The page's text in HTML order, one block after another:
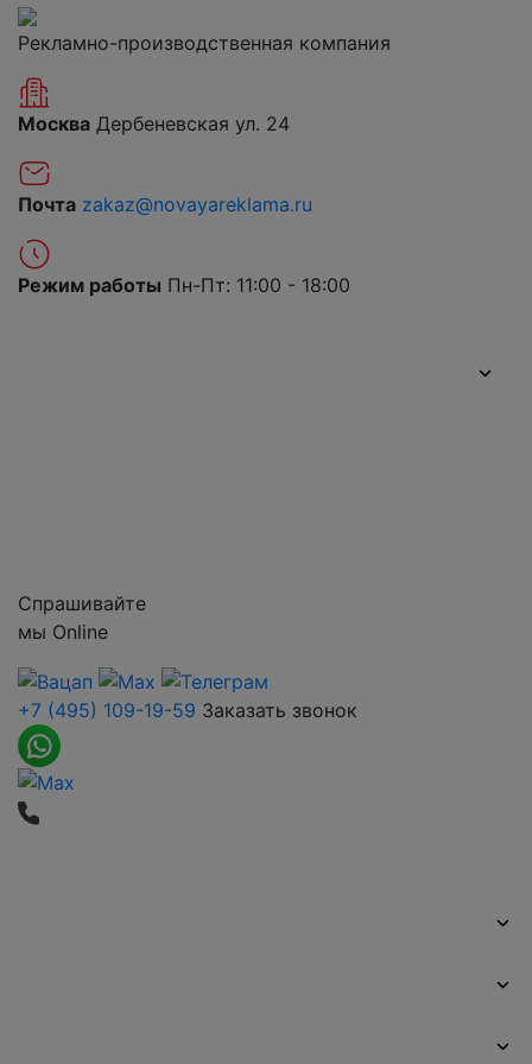
Рекламно-производственная компания
Москва Дербеневская ул. 24
Почта zakaz@novayareklama.ru
Режим работы Пн-Пт: 11:00 - 18:00
Спрашивайте
мы Online
+7 (495) 109-19-59 Заказать звонок